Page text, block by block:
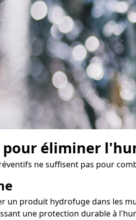
éliminer
ne suffisent pas pour
un produit hydrofuge dans les
une protection durable à